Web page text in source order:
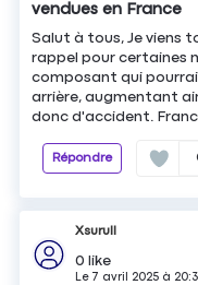
vendues en France
Salut à tous, Je viens
rappel pour certaines
composant qui
arrière, augmentant
donc d'accident.
Répondre
Xsurull
0 like
Le7 avril 2025 à